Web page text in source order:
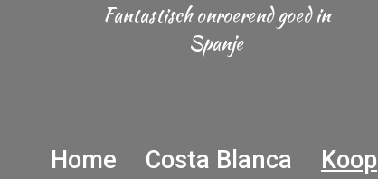
Fantastisch onroerend goed in
Spanje
Home Costa Blanca Koop